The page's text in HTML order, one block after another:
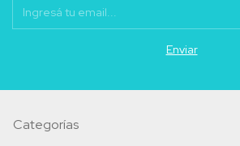
Categorías